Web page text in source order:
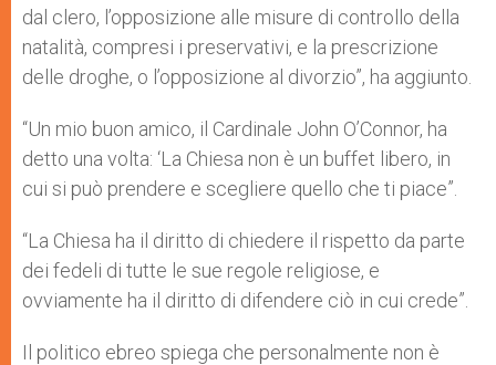
dal clero, l’opposizione alle misure di controllo della
natalità, compresi i preservativi, e la prescrizione
delle droghe, o l’opposizione al divorzio”, ha aggiunto.
“Un mio buon amico, il Cardinale John O’Connor, ha
detto una volta: ‘La Chiesa non è un buffet libero, in
cui si può prendere e scegliere quello che ti piace”.
“La Chiesa ha il diritto di chiedere il rispetto da parte
dei fedeli di tutte le sue regole religiose, e
ovviamente ha il diritto di difendere ciò in cui crede”.
Il politico ebreo spiega che personalmente non è